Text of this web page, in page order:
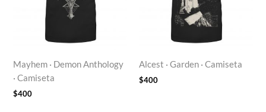
Mayhem · Demon Anthology
· Camiseta
$400
Alcest · Garden · Camiseta
$400